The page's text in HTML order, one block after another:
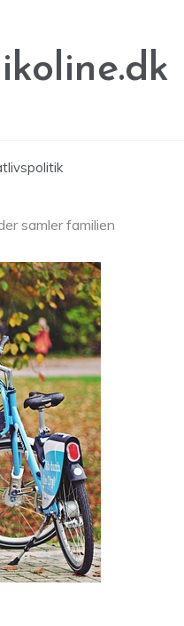
samler familien